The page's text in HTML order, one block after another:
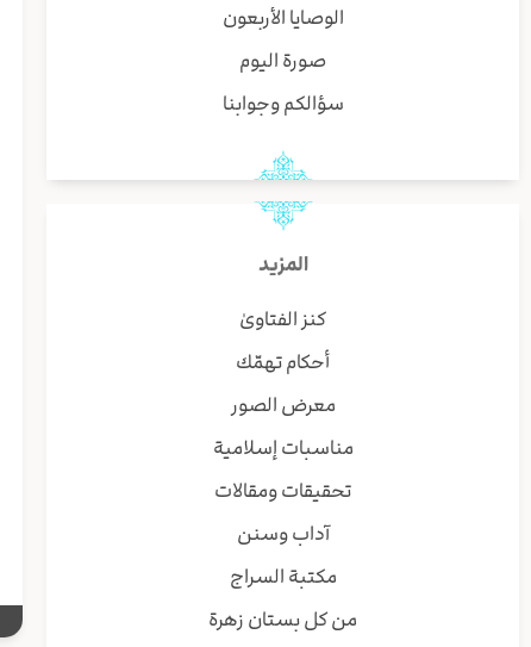
الوصايا الأربعون
صورة اليوم
سؤالكم وجوابنا
المزيد
كنز الفتاوىٰ
أحكام تهمّك
معرض الصور
مناسبات إسلامية
تحقيقات ومقالات
آداب وسنن
مكتبة السراج
من كل بستان زهرة